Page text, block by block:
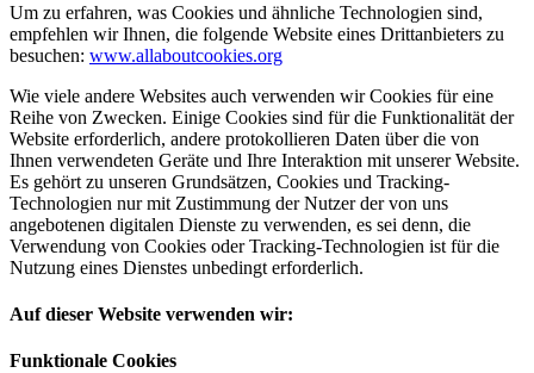
Um zu erfahren, was Cookies und ähnliche Technologien sind,
empfehlen wir Ihnen, die folgende Website eines Drittanbieters zu
besuchen: www.allaboutcookies.org
Wie viele andere Websites auch verwenden wir Cookies für eine
Reihe von Zwecken. Einige Cookies sind für die Funktionalität der
Website erforderlich, andere protokollieren Daten über die von
Ihnen verwendeten Geräte und Ihre Interaktion mit unserer Website.
Es gehört zu unseren Grundsätzen, Cookies und Tracking-
Technologien nur mit Zustimmung der Nutzer der von uns
angebotenen digitalen Dienste zu verwenden, es sei denn, die
Verwendung von Cookies oder Tracking-Technologien ist für die
Nutzung eines Dienstes unbedingt erforderlich.
Auf dieser Website verwenden wir:
Funktionale Cookies